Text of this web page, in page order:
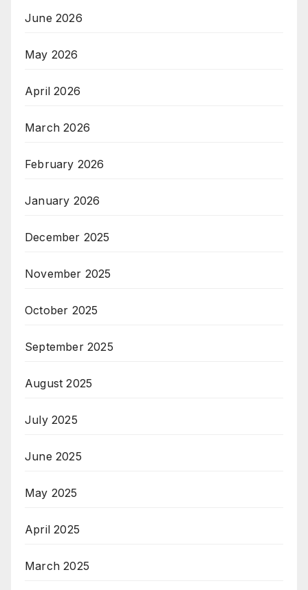
June 2026
May 2026
April 2026
March 2026
February 2026
January 2026
December 2025
November 2025
October 2025
September 2025
August 2025
July 2025
June 2025
May 2025
April 2025
March 2025